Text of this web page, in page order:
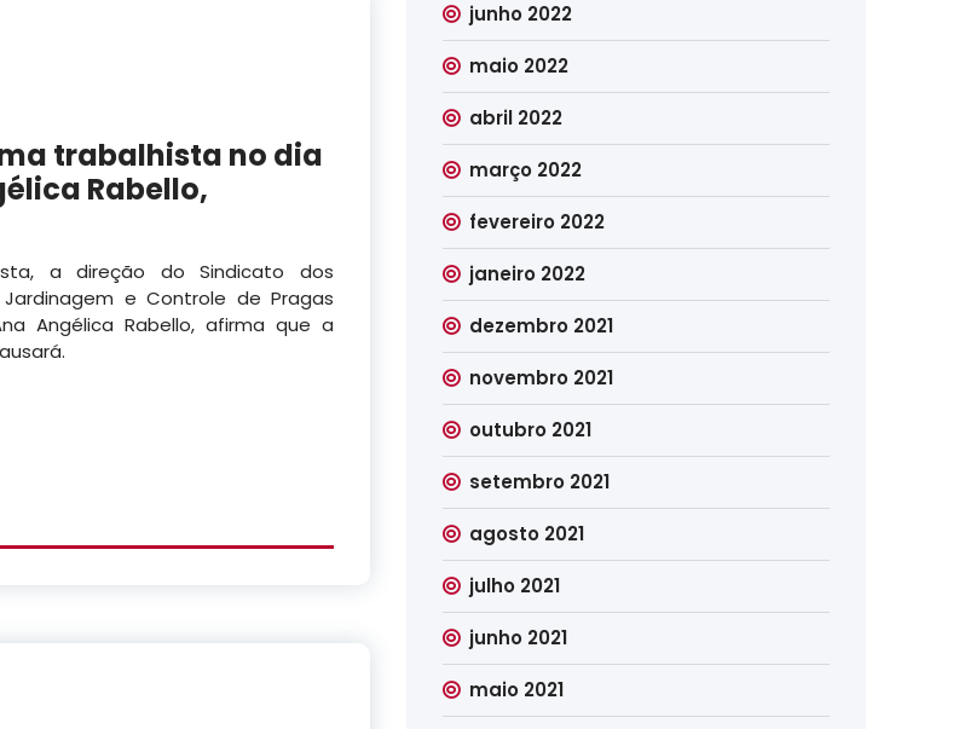
trabalhista no dia
Rabello,
a direção do Sindicato dos
Jardinagem e Controle de Pragas
Angélica Rabello, afirma que a
junho 2022
maio 2022
abril 2022
março 2022
fevereiro 2022
janeiro 2022
dezembro 2021
novembro 2021
outubro 2021
setembro 2021
agosto 2021
julho 2021
junho 2021
maio 2021